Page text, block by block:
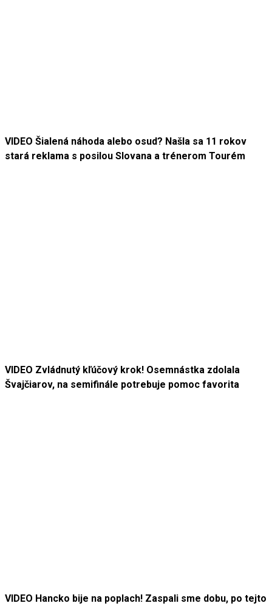
VIDEO Šialená náhoda alebo osud? Našla sa 11 rokov
stará reklama s posilou Slovana a trénerom Tourém
VIDEO Zvládnutý kľúčový krok! Osemnástka zdolala
Švajčiarov, na semifinále potrebuje pomoc favorita
VIDEO Hancko bije na poplach! Zaspali sme dobu, po tejto